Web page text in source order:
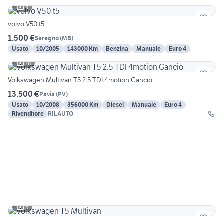
4
volvo V50 t5
1.500 €Seregno(MB)
Usato
10/2005 143000 Km Benzina Manuale
Euro 4
18
Volkswagen Multivan T5 2.5 TDI 4motion Gancio
13.500 €Pavia (PV)
Usato
10/2008 356000 Km Diesel Manuale
Euro 4
Rivenditore RILAUTO
5